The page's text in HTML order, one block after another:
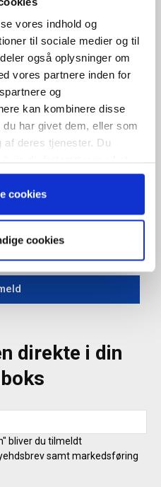
vores indhold og
til sociale medier og til
også oplysninger om
vores partnere inden for
og
kan kombinere disse
har givet dem, eller som
af deres tjenester. Du
cookies
cookies
du tilmeldt Bestyrelsesguidens
via mail.
direkte i din
bliver du tilmeldt
samt markedsføring